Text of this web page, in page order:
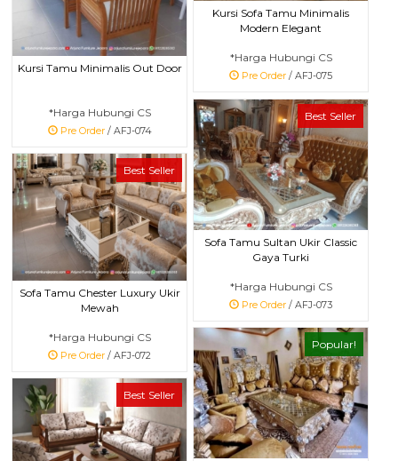
Kursi Sofa Tamu Minimalis
Modern Elegant
*Harga Hubungi CS
Pre Order / AFJ-075
Kursi Tamu Minimalis Out Door
*Harga Hubungi CS
Pre Order/ AFJ-074
Best Seller
Sofa Tamu Sultan Ukir Classic
Gaya Turki
*Harga Hubungi CS
Pre Order / AFJ-073
Best Seller
Sofa Tamu Chester Luxury Ukir
Mewah
*Harga Hubungi CS
Pre Order / AFJ-072
Popular!
Best Seller